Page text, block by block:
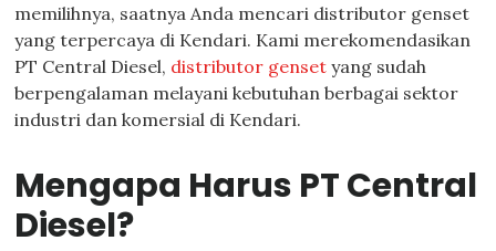
memilihnya, saatnya Anda mencari distributor genset
yang terpercaya di Kendari. Kami merekomendasikan
PT Central Diesel, distributor genset yang sudah
berpengalaman melayani kebutuhan berbagai sektor
industri dan komersial di Kendari.
Mengapa Harus PT Central
Diesel?